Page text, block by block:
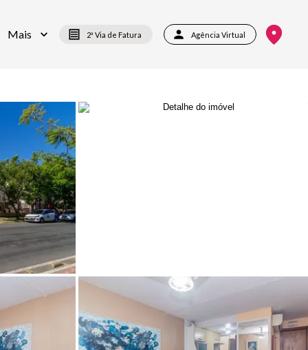
Mais 2ª Via de Fatura Agência Virtual